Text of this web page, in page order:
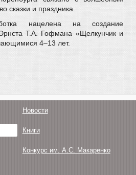
сказки и праздника.
нацелена на создание
Т.А. Гофмана «Щелкунчик и
4–13 лет.
Новости
Книги
Конкурс им. А.С. Макаренко